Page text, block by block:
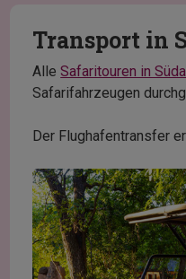
Transport in
AlleSafaritouren in
Safarifahrzeugen
Der Flughafentransfer